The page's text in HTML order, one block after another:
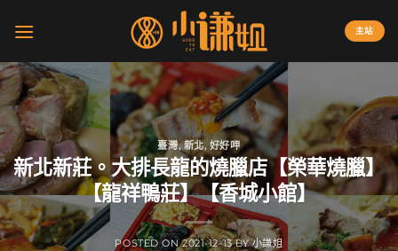
主站
臺灣,新北, 好好呷
新北新莊。大排長龍的燒臘店【榮華燒臘】
【龍祥鴨莊】【香城小館】
POSTED ON2021-12-13 BY小謙姐